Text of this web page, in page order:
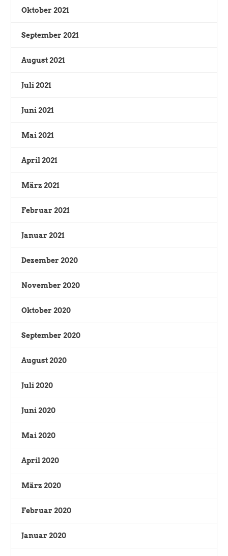
Oktober 2021
September 2021
August 2021
Juli 2021
Juni 2021
Mai 2021
April 2021
März 2021
Februar 2021
Januar 2021
Dezember 2020
November 2020
Oktober 2020
September 2020
August 2020
Juli 2020
Juni 2020
Mai 2020
April 2020
März 2020
Februar 2020
Januar 2020